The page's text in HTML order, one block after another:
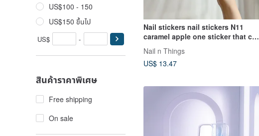
US$100 - 150
US$150 ขึ้นไป
US$ -
สินค้าราคาพิเศษ
Free shipping
On sale
Nail stickers nail stickers N11
caramel apple one sticker that can
be used for 7-14 days, non-toxic,
harmless and does not hurt the
nails
Nail n Things
US$ 13.47